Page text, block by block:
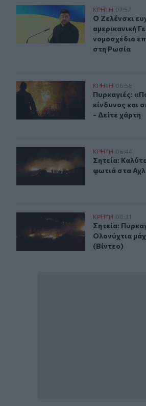
Ο Ζελένσκι ευχαρίστησε την
ΚΡΗΤΗ 07:57
Ο Ζελένσκι
Ο Ζελένσκι
αμερικανική
νομοσχέδιο
στη Ρωσία
Πυρκαγιές: «Πολύ υψηλός» ο
ΚΡΗΤΗ 06:55
Πυρκαγιές:
Πυρκαγιές:
κίνδυνος και
- Δείτε χάρτη
Σητεία: Καλύτερη η εικόνα με
ΚΡΗΤΗ 06:44
Σητεία:
Σητεία:
φωτιά στα
Σητεία: Πυρκαγιά στα Αχλάδια -
ΚΡΗΤΗ 00:31
Σητεία:
Σητεία:
Ολονύχτια
(Βίντεο)